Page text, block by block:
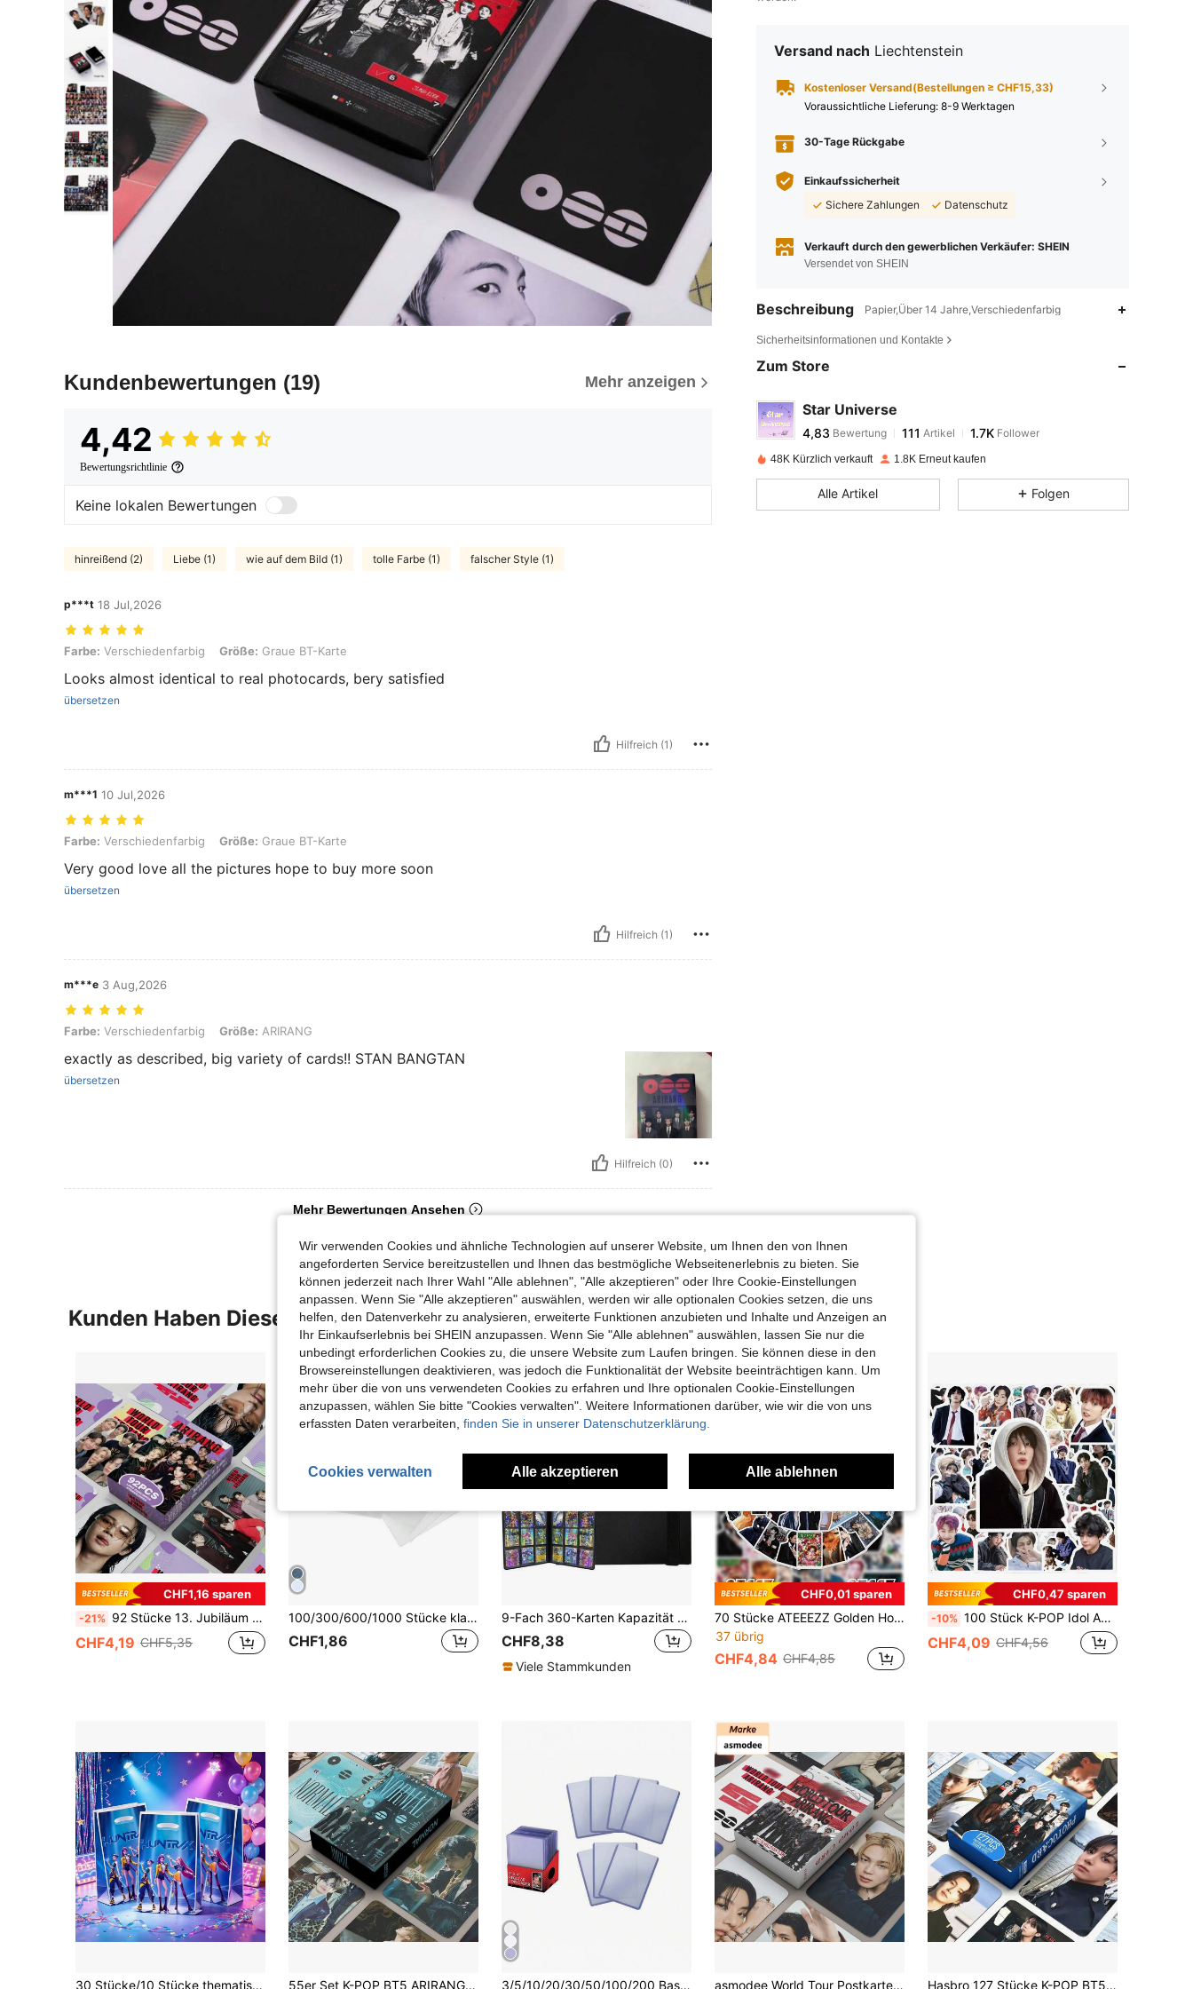
Kundenbewertungen (19) Mehr anzeigen
4,42
Bewertungsrichtlinie
Keine lokalen Bewertungen
hinreißend (2) Liebe (1) wie auf dem Bild (1) tolle Farbe (1) falscher Style (1)
p***t 18 Jul,2026
Farbe: Verschiedenfarbig, Größe: Graue BT-Karte
Farbe: Verschiedenfarbig Größe: Graue BT-Karte
Looks almost identical to real photocards, bery satisfied
übersetzen
Hilfreich (1)
m***1 10 Jul,2026
Farbe: Verschiedenfarbig, Größe: Graue BT-Karte
Farbe: Verschiedenfarbig Größe: Graue BT-Karte
Very good love all the pictures hope to buy more soon
übersetzen
Hilfreich (1)
m***e 3 Aug,2026
Farbe: Verschiedenfarbig, Größe: ARIRANG
Farbe: Verschiedenfarbig Größe: ARIRANG
exactly as described, big variety of cards!! STAN BANGTAN
übersetzen
Hilfreich (0)
Mehr Bewertungen Ansehen
Versand nach Liechtenstein
Kostenloser Versand(Bestellungen ≥ CHF15,33)
Voraussichtliche Lieferung: 8-9 Werktagen
30-Tage Rückgabe
Einkaufssicherheit
Sichere Zahlungen
Datenschutz
Verkauft durch den gewerblichen Verkäufer: SHEIN
Versendet von SHEIN
Beschreibung Papier,Über 14 Jahre,Verschiedenfarbig
Sicherheitsinformationen und Kontakte
Zum Store
Star Universe
4,83 111 1.7K
4,83
e***abezahltVor 1 Tag
4,83 111 1.7K
48K Kürzlich verkauft 1.8K Erneut kaufen
Alle Artikel Folgen
Kunden Haben Diese Artikel Auch Angeschaut
CHF1,16 sparen
-21% 92 Stücke 13. Jubiläum 2026 Merchandise Fotokarten Bulletproof Boy Scouts "ARIRANG" Neue Album Fotokarten Promi Aufkleber V JK JHO/PE Lomo Karten Sammelalbum Aufkleber Geschenkbox
CHF4,19 CHF5,35
100/300/600/1000 Stücke klare Kartenhalter, Karten-, klarer Karten-Sammler, Tarotkartenhalter, PP-Sammelkartenhalter, Sportkarten, Fußballkarten, Spielkarten, MTG, Sammelkarten-Penny-Kartenhalter, Baseballkartenhalter, 66*91mm, kratzfest
CHF1,86
9-Fach 360-Karten Kapazität Sammelalbum, Flip-Stil Kartensammelordner, geeignet für PTCG/YGO/Foto/Spielkarten Sammlung, ideales Geschenk
CHF8,38
Viele Stammkunden
CHF0,01 sparen
70 Stücke ATEEEZZ Golden Hour Part.4 Adrenaline Aufkleber, limitierte K-Pop Aufkleber mit Fotos aller Mitglieder, Atiny Fan Sammlerstücke, DIY Dekoration für Wasserflasche, Laptop, Handyhülle, perfektes K-Pop Merch Geschenk
37 übrig
CHF4,84 CHF4,85
CHF0,47 sparen
-10% 100 Stück K-POP Idol Aufkleber Kollektion, Bulletproof Boy Scouts Aufkleber, koreanische Stern Aufkleber für Scrapbooking, Wasserflaschen, Gepäck, A.R.M.Y Fan Essentials Merchandise
CHF4,09 CHF4,56
30 Stücke/10 Stücke thematische tragbare Geschenktüten im koreanischen Idol-Stil. Party-Tüten mit niedlichen Rumi-Charakter-Mustern Muster, geeignet für Geburtstagsfeiern, Jubiläumsfeiern und Fan-Treffen. INS-Aussehen, eine Top-Wahl für Teenager-Fans, kann Feiertagsgeschenke, tägliche Geschenke und auch als Party-Geschenktüten-Füllmaterial dienen. 55er Set K-POP BT5 ARIRANG World Tour Thema Lomo Karten, hochauflösendes Sammel-Fotokarten-Set, enthält J-H0pe, J!Min, V, Jungk00k, BT5 ARIRANG exklusive Gedenkkarten, perfektes Geburtstagsgeschenk für ARMY 3/5/10/20/30/50/100/200 Baseballkarten, Footballkarten, Basketballkarten, Aufbewahrungsboxen - Aus Kunststoffmaterial gefertigt, ausgestattet mit hochwertiger Karten-Schutzfolie. Geeignet für Kartensammlungen, insbesondere für Baseball-, Football- und Basketball-Sportkarten. Weihnachts-Stil. Ebenfalls geeignet für Halloween, Schlafzimmerdekoration, Weihnachtsdekoration, Weihnachtskarten-Schutzhülle, Valentinstag, Valentinstagsgeschenk usw., speziell zum Schutz von Spielkartenboxen. Einfach und schön. Schulanfang Saison. asmodee World Tour Postkarte & Aufkleber Set, K-Pop Hochauflösende Karten, 2026 ARIRANG Event Fotokarten + Aufkleber Sammlung Geschenk Hasbro 127 Stücke K-POP BT5 SWIM Kartenaufkleber, ARIRANG Album Fotokarten, R M, SU GA, J-H0 Pe, Ji Min, V, Jung K00k Fan Kollektion Lomo Karten, perfekte Dekoration Geschenk, Konzert Geschenk. 127 Stücke (55 Karten + 72 kleine Aufkleber)
Wir verwenden Cookies und ähnliche Technologien auf unserer Website, um Ihnen den von Ihnen
angeforderten Service bereitzustellen und Ihnen das bestmögliche Webseitenerlebnis zu bieten. Sie
können jederzeit nach Ihrer Wahl "Alle ablehnen", "Alle akzeptieren" oder Ihre Cookie-Einstellungen
anpassen. Wenn Sie "Alle akzeptieren" auswählen, werden wir alle optionalen Cookies setzen, die uns
helfen, den Datenverkehr zu analysieren, erweiterte Funktionen anzubieten und Inhalte und Anzeigen an
Ihr Einkaufserlebnis bei SHEIN anzupassen. Wenn Sie "Alle ablehnen" auswählen, lassen Sie nur die
unbedingt erforderlichen Cookies zu, die unsere Website zum Laufen bringen. Sie können diese in den
Browsereinstellungen deaktivieren, was jedoch die Funktionalität der Website beeinträchtigen kann. Um
mehr über die von uns verwendeten Cookies zu erfahren und Ihre optionalen Cookie-Einstellungen
anzupassen, wählen Sie bitte "Cookies verwalten". Weitere Informationen darüber, wie wir die von uns
erfassten Daten verarbeiten, finden Sie in unserer Datenschutzerklärung.
Cookies verwalten Alle akzeptieren Alle ablehnen